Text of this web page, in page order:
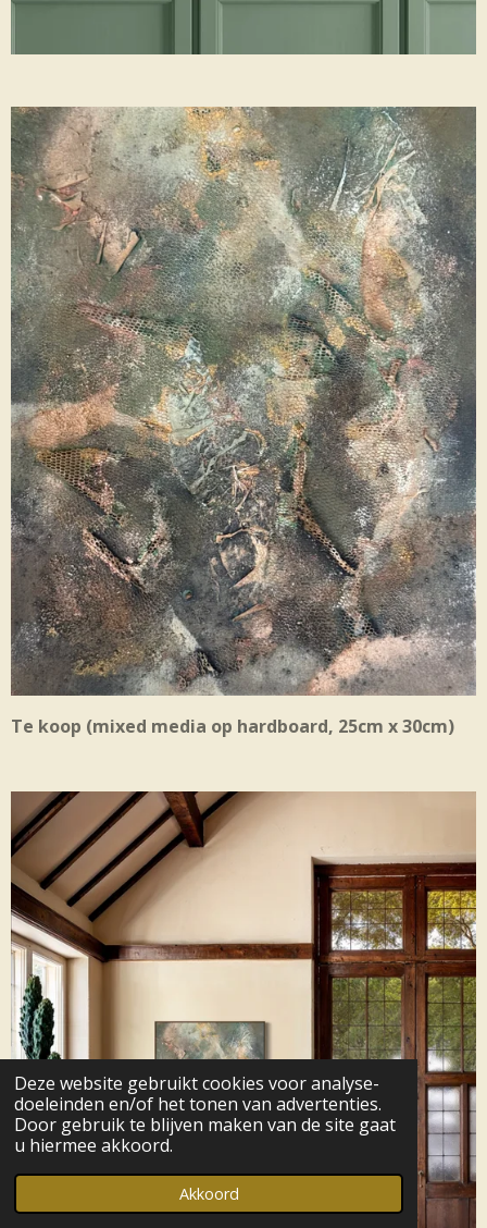
Deze website gebruikt cookies voor analyse-
doeleinden en/of het tonen van advertenties.
Door gebruik te blijven maken van de site gaat
u hiermee akkoord.
Akkoord
Te koop (mixed media op hardboard, 25cm x 30cm)